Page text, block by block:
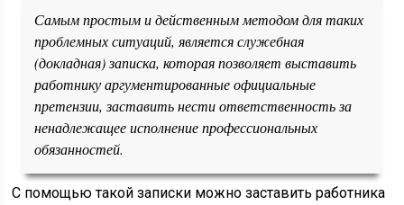
Самым простым и действенным методом для таких
проблемных ситуаций, является служебная
(докладная) записка, которая позволяет выставить
работнику аргументированные официальные
претензии, заставить нести ответственность за
ненадлежащее исполнение профессиональных
обязанностей.
С помощью такой записки можно заставить работника